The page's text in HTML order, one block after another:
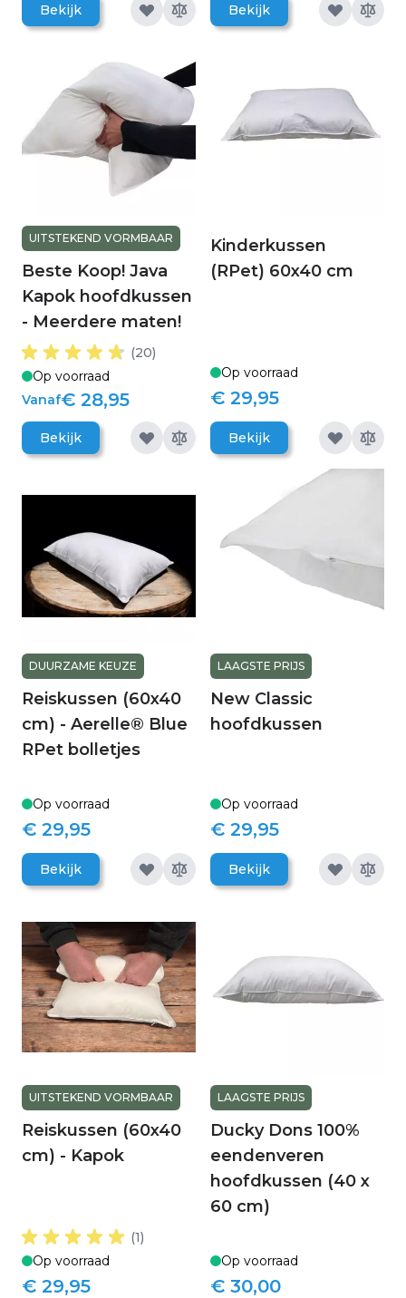
Bekijk Bekijk
UITSTEKEND VORMBAAR
Beste Koop! Java
Kapok hoofdkussen
- Meerdere maten!
(20)
Op voorraad
Vanaf€ 28,95
Bekijk
Kinderkussen
(RPet) 60x40 cm
Op voorraad
€ 29,95
Bekijk
DUURZAME KEUZE
Reiskussen (60x40
cm) - Aerelle® Blue
RPet bolletjes
Op voorraad
€ 29,95
Bekijk
LAAGSTE PRIJS
New Classic
hoofdkussen
Op voorraad
€ 29,95
Bekijk
UITSTEKEND VORMBAAR
Reiskussen (60x40
cm) - Kapok
(1)
Op voorraad
€ 29,95
LAAGSTE PRIJS
Ducky Dons 100%
eendenveren
hoofdkussen (40 x
60 cm)
Op voorraad
€ 30,00